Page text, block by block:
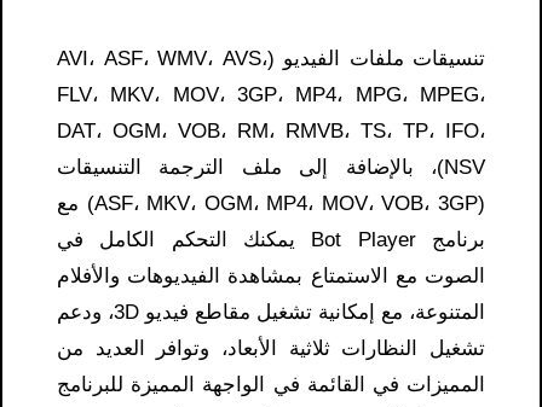
تنسيقات ملفات الفيديو (AVI، ASF، WMV، AVS،
FLV، MKV، MOV، 3GP، MP4، MPG، MPEG،
DAT، OGM، VOB، RM، RMVB، TS، TP، IFO،
NSV)، بالإضافة إلى ملف الترجمة التنسيقات
(ASF، MKV، OGM، MP4، MOV، VOB، 3GP) مع
برنامج Bot Player يمكنك التحكم الكامل في
الصوت مع الاستمتاع بمشاهدة الفيديوهات والأفلام
المتنوعة، مع إمكانية تشغيل مقاطع فيديو 3D، ودعم
تشغيل النظارات ثلاثية الأبعاد، وتوافر العديد من
المميزات في القائمة في الواجهة المميزة للبرنامج